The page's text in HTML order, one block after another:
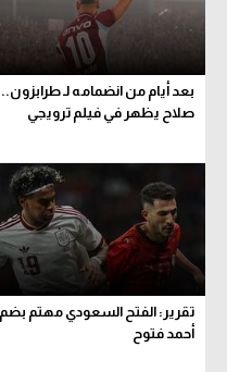
بعد أيام من انضمامه لـ طرابزون..
صلاح يظهر في فيلم ترويجي
تقرير: الفتح السعودي مهتم بضم
أحمد فتوح